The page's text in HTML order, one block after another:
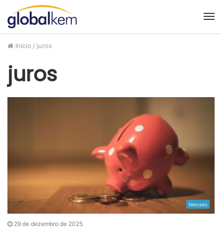
Início / juros
juros
Mercado
29 de dezembro de 2025